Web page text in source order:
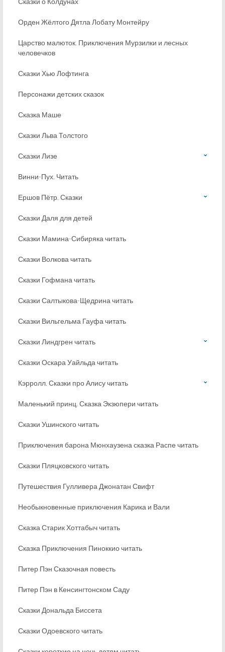
Орден Жёлтого Дятла Лобату Монтейру
Царство малюток. Приключения Мурзилки и лесных
человечков
Сказки Хью Лофтинга
Персонажи детских сказок
Сказка Маше
Сказки Льва Толстого
Сказки Лизе
Винни-Пух. Читать
Ершов Пётр. Сказки
Сказки Даля для детей
Сказки Мамина-Сибиряка читать
Сказки Волкова читать
Сказки Гофмана читать
Сказки Салтыкова-Щедрина читать
Сказки Вильгельма Гауфа читать
Сказки Линдгрен читать
Сказки Оскара Уайльда читать
Кэрролл. Сказки про Алису читать
Маленький принц. Сказка Экзюпери читать
Сказки Ушинского читать
Приключения барона Мюнхаузена сказка Распе читать
Сказки Пляцковского читать
Путешествия Гулливера Джонатан Свифт
Необыкновенные приключения Карика и Вали
Сказка Старик Хоттабыч читать
Сказка Приключения Пиноккио читать
Питер Пэн Сказочная повесть
Питер Пэн в Кенсингтонском Саду
Сказки Дональда Биссета
Сказки Одоевского читать